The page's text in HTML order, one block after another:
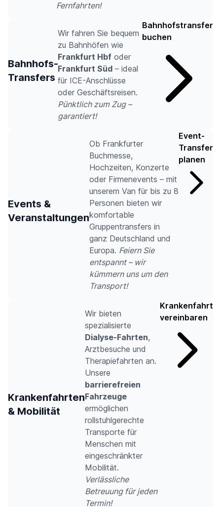
Fernfahrten!
Bahnhofs-
Transfers
Wir fahren Sie bequem
zu Bahnhöfen wie
Frankfurt Hbf oder
Frankfurt Süd – ideal
für ICE-Anschlüsse
oder Geschäftsreisen.
Pünktlich zum Zug –
garantiert!
Bahnhofstransfer
buchen
Events &
Veranstaltungen
Ob Frankfurter
Buchmesse,
Hochzeiten, Konzerte
oder Firmenevents – mit
unserem Van für bis zu 8
Personen bieten wir
komfortable
Gruppentransfers in
ganz Deutschland und
Europa. Feiern Sie
entspannt – wir
kümmern uns um den
Transport!
Event-
Transfer
planen
Krankenfahrten
& Mobilität
Wir bieten
spezialisierte
Dialyse-Fahrten,
Arztbesuche und
Therapiefahrten an.
Unsere
barrierefreien
Fahrzeuge
ermöglichen
rollstuhlgerechte
Transporte für
Menschen mit
eingeschränkter
Mobilität.
Verlässliche
Betreuung für jeden
Termin!
Krankenfahrt
vereinbaren